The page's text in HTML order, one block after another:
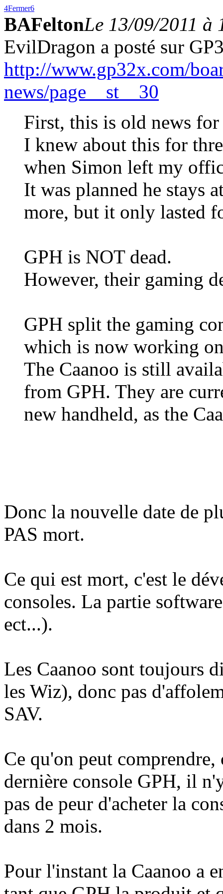
4Fermer6
BAFeltonLe 13/09/2011 à
EvilDragon a posté sur
http://www.gp32x.com/
news/page__st__30
First, this is old news
I knew about this for
when Simon left my
It was planned he stays
more, but it only lasted
GPH is NOT dead.
However, their gaming
GPH split the gaming
which is now working
The Caanoo is still
from GPH. They are
new handheld, as the
Donc la nouvelle date de
PAS mort.
Ce qui est mort, c'est le
consoles. La partie
ect...).
Les Caanoo sont toujours
les Wiz), donc pas
SAV.
Ce qu'on peut comprendre,
dernière console GPH, il
pas de peur d'acheter la
dans 2 mois.
Pour l'instant la Caanoo a